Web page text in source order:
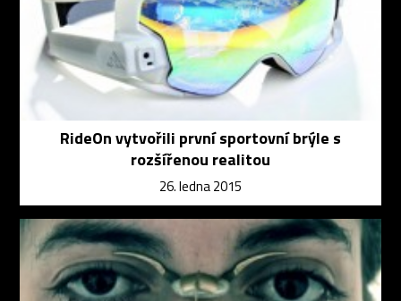
RideOn vytvořili první sportovní brýle s
rozšířenou realitou
26. ledna 2015